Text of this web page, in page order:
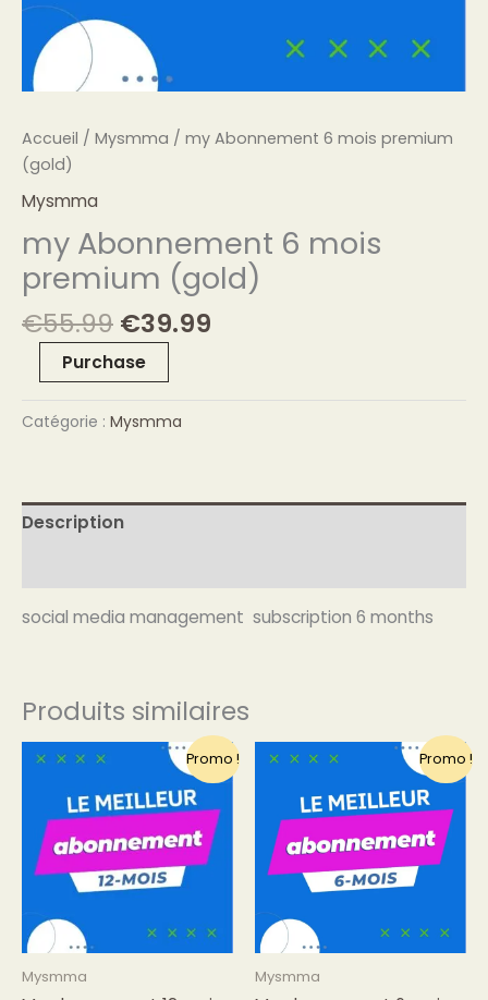
Accueil / Mysmma / my Abonnement 6 mois premium
(gold)
Mysmma
my Abonnement 6 mois
premium (gold)
€55.99 €39.99
Purchase
Catégorie : Mysmma
Description
social media management subscription 6 months
Produits similaires
Promo !
Mysmma
Le
prix
initial
était :
actuel
est :
€44.99.
Promo !
Mysmma
Le
prix
initial
était :
actuel
est :
€29.99.